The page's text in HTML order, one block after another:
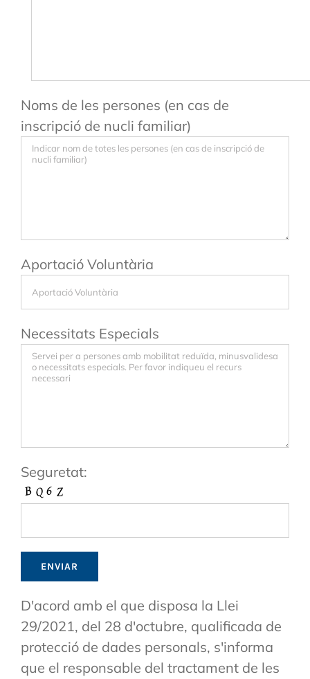
Noms de les persones (en cas de
inscripció de nucli familiar)
Aportació Voluntària
Necessitats Especials
Seguretat:
D'acord amb el que disposa la Llei
29/2021, del 28 d'octubre, qualificada de
protecció de dades personals, s'informa
que el responsable del tractament de les